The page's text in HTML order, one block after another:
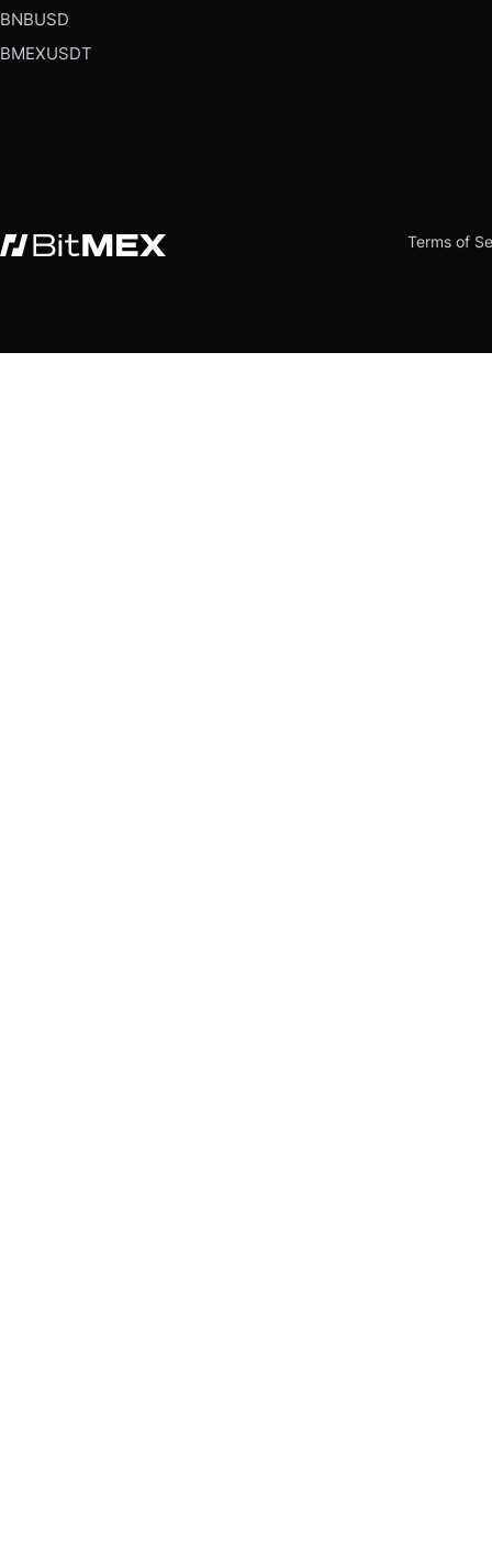
BNBUSD
BMEXUSDT
Terms of